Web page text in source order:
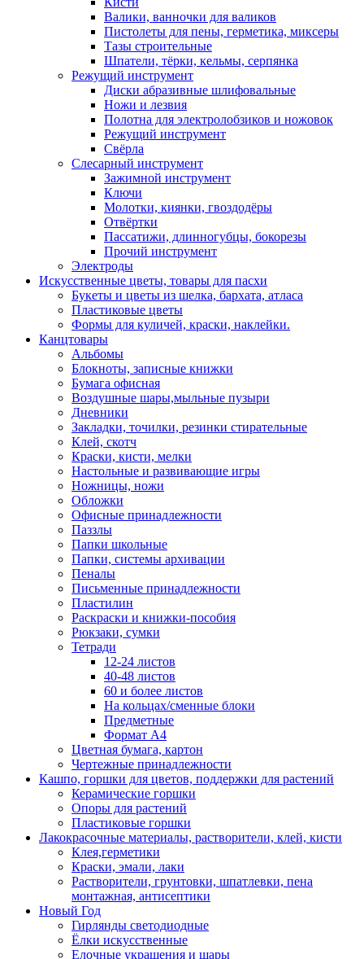
Валики, ванночки для валиков
Пистолеты для пены, герметика, миксеры
Тазы строительные
Шпатели, тёрки, кельмы, серпянка
Режущий инструмент
Диски абразивные шлифовальные
Ножи и лезвия
Полотна для электролобзиков и ножовок
Режущий инструмент
Свёрла
Слесарный инструмент
Зажимной инструмент
Ключи
Молотки, киянки, гвоздодёры
Отвёртки
Пассатижи, длинногубцы, бокорезы
Прочий инструмент
Электроды
Искусственные цветы, товары для пасхи
Букеты и цветы из шелка, бархата, атласа
Пластиковые цветы
Формы для куличей, краски, наклейки.
Канцтовары
Альбомы
Блокноты, записные книжки
Бумага офисная
Воздушные шары,мыльные пузыри
Дневники
Закладки, точилки, резинки стирательные
Клей, скотч
Краски, кисти, мелки
Настольные и развивающие игры
Ножницы, ножи
Обложки
Офисные принадлежности
Паззлы
Папки школьные
Папки, системы архивации
Пеналы
Письменные принадлежности
Пластилин
Раскраски и книжки-пособия
Рюкзаки, сумки
Тетради
12-24 листов
40-48 листов
60 и более листов
На кольцах/сменные блоки
Предметные
Формат А4
Цветная бумага, картон
Чертежные принадлежности
Кашпо, горшки для цветов, поддержки для растений
Керамические горшки
Опоры для растений
Пластиковые горшки
Лакокрасочные материалы, растворители, клей, кисти
Клея,герметики
Краски, эмали, лаки
Растворители, грунтовки, шпатлевки, пена
монтажная, антисептики
Новый Год
Гирлянды светодиодные
Ёлки искусственные
Елочные украшения и шары